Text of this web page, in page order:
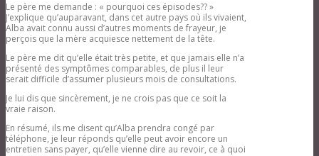
Le père me demande : « pourquoi ces épisodes?? »
J’explique qu’auparavant, dans cet autre pays où ils vivaient,
Alba avait connu aussi d’autres moments de frayeur, je
perçois que la mère acquiesce nettement de la tête.
Le père me dit qu’elle était très petite, et que jamais elle n’a
présenté des symptômes comparables, de plus il leur
serait difficile d’assumer plusieurs mois de consultations.
Je lui dis que sincèrement, je ne crois pas que ce soit la
vraie raison.
En résumé, ils me disent qu’Alba prendra congé par
téléphone, je leur réponds qu’elle peut avoir encore un
entretien sans payer, qu’elle vienne dire au revoir, ce à quoi